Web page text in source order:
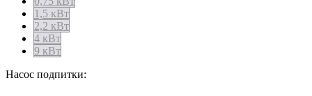
1,5 кВт
2,2 кВт
4 кВт
9 кВт
Насос подпитки: